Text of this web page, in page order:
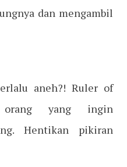
dan mengambil
aneh?! Ruler of
orang yang ingin
Hentikan pikiran